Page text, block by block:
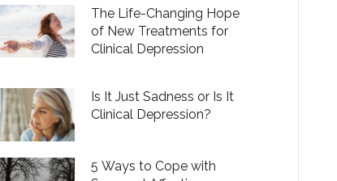
The Life-Changing Hope
of New Treatments for
Clinical Depression
Is It Just Sadness or Is It
Clinical Depression?
5 Ways to Cope with